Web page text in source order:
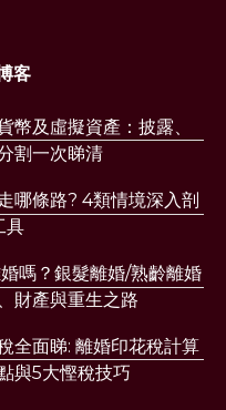
客
幣及虛擬資產：披露、
割一次睇清
哪條路? 4類情境深入剖
具
嗎？銀髮離婚/熟齡離婚
財產與重生之路
全面睇: 離婚印花稅計算
與5大慳稅技巧